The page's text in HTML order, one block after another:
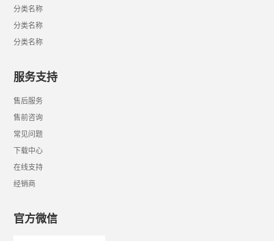
分类名称
分类名称
分类名称
服务支持
售后服务
售前咨询
常见问题
下载中心
在线支持
经销商
官方微信